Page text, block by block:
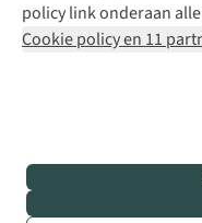
policy link onderaan
Cookie policy en 11